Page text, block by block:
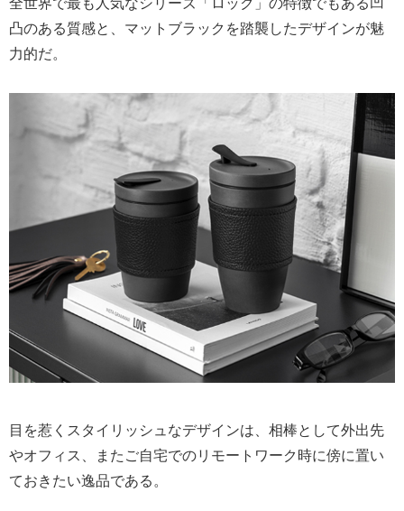
凸のある質感と、マットブラックを踏襲したデザインが魅
力的だ。
目を惹くスタイリッシュなデザインは、相棒として外出先
やオフィス、またご自宅でのリモートワーク時に傍に置い
ておきたい逸品である。